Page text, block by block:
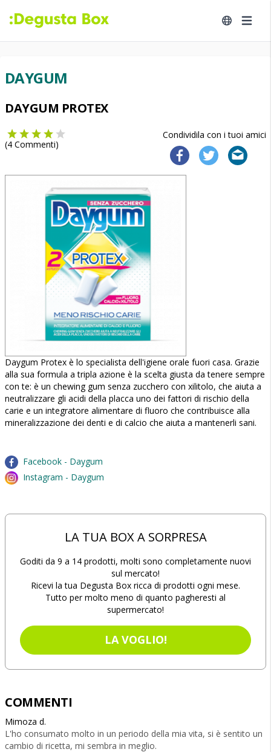
DAYGUM
DAYGUM PROTEX
Condividila con i tuoi amici
(4 Commenti)
Daygum Protex è lo specialista dell'igiene orale fuori casa. Grazie
alla sua formula a tripla azione è la scelta giusta da tenere sempre
con te: è un chewing gum senza zucchero con xilitolo, che aiuta a
neutralizzare gli acidi della placca uno dei fattori di rischio della
carie e un integratore alimentare di fluoro che contribuisce alla
mineralizzazione dei denti e di calcio che aiuta a mantenerli sani.
Facebook - Daygum
Instagram - Daygum
LA TUA BOX A SORPRESA
Goditi da 9 a 14 prodotti, molti sono completamente nuovi
sul mercato!
Ricevi la tua Degusta Box ricca di prodotti ogni mese.
Tutto per molto meno di quanto pagheresti al
supermercato!
LA VOGLIO!
COMMENTI
Mimoza d.
L'ho consumato molto in un periodo della mia vita, si è sentito un
cambio di ricetta, mi sembra in meglio.